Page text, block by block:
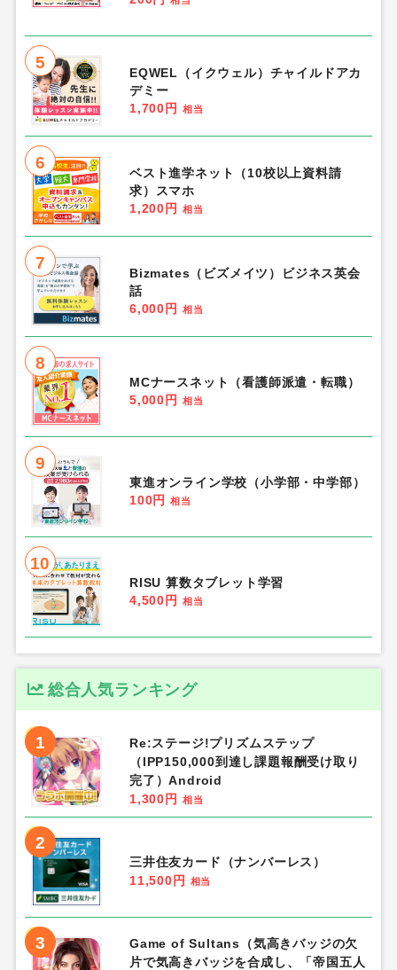
5
EQWEL（イクウェル）チャイルドアカ
デミー
1,700円
相当
6
ベスト進学ネット（10校以上資料請
求）スマホ
1,200円
相当
7
Bizmates（ビズメイツ）ビジネス英会
話
6,000円
相当
8
MCナースネット（看護師派遣・転職）
5,000円
相当
9
東進オンライン学校（小学部・中学部）
100円
相当
10
RISU 算数タブレット学習
4,500円
相当
総合人気ランキング
1
Re:ステージ!プリズムステップ
（IPP150,000到達し課題報酬受け取り
完了）Android
1,300円
相当
2
三井住友カード（ナンバーレス）
11,500円
相当
3
Game of Sultans（気高きバッジの欠
片で気高きバッジを合成し、「帝国五人